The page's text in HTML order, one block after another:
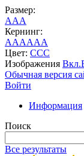
Размер:
AAA
Кернинг:
AAAAAA
Цвет: CCC
Изображения Вкл.
Обычная версия
Войти
Информация
Поиск
Все результаты